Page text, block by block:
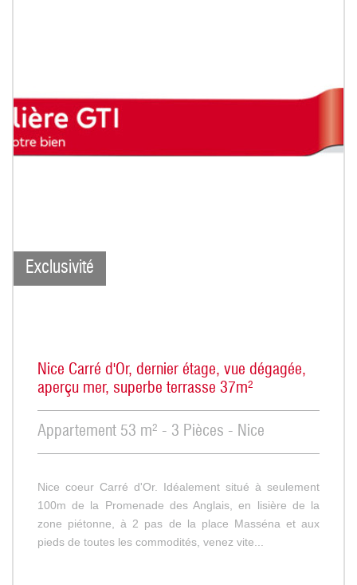
Exclusivité
Nice Carré d'Or, dernier étage, vue dégagée,
aperçu mer, superbe terrasse 37m²
Appartement 53 m² - 3 Pièces - Nice
Nice coeur Carré d'Or. Idéalement situé à seulement
100m de la Promenade des Anglais, en lisière de la
zone piétonne, à 2 pas de la place Masséna et aux
pieds de toutes les commodités, venez vite...